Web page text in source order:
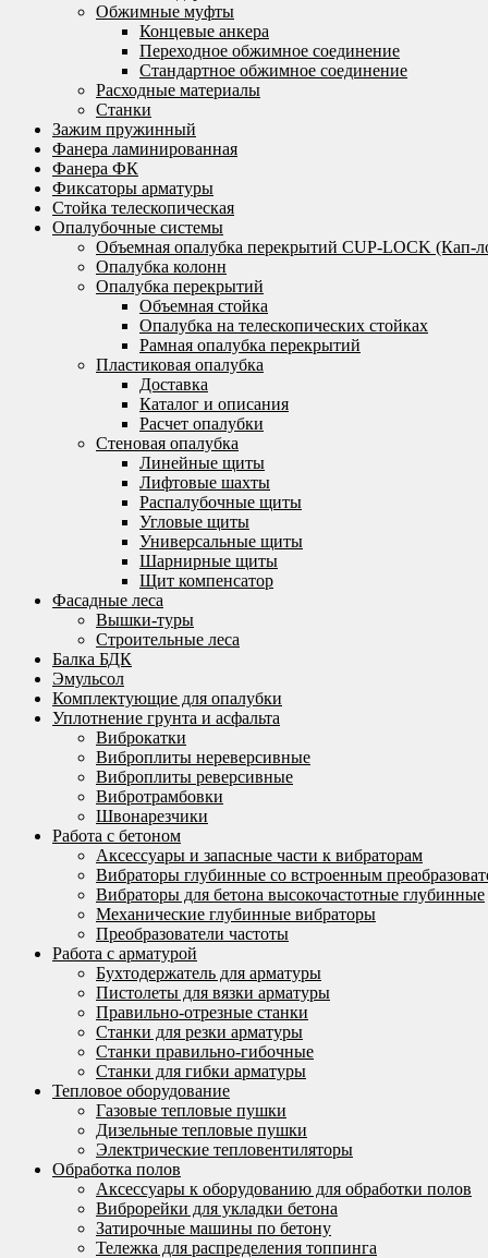
Обжимные муфты
Концевые анкера
Переходное обжимное соединение
Стандартное обжимное соединение
Расходные материалы
Станки
Зажим пружинный
Фанера ламинированная
Фанера ФК
Фиксаторы арматуры
Стойка телескопическая
Опалубочные системы
Объемная опалубка перекрытий CUP-LOCK (Кап-
Опалубка колонн
Опалубка перекрытий
Объемная стойка
Опалубка на телескопических стойках
Рамная опалубка перекрытий
Пластиковая опалубка
Доставка
Каталог и описания
Расчет опалубки
Стеновая опалубка
Линейные щиты
Лифтовые шахты
Распалубочные щиты
Угловые щиты
Универсальные щиты
Шарнирные щиты
Щит компенсатор
Фасадные леса
Вышки-туры
Строительные леса
Балка БДК
Эмульсол
Комплектующие для опалубки
Уплотнение грунта и асфальта
Виброкатки
Виброплиты нереверсивные
Виброплиты реверсивные
Вибротрамбовки
Швонарезчики
Работа с бетоном
Аксессуары и запасные части к вибраторам
Вибраторы глубинные со встроенным
Вибраторы для бетона высокочастотные глубинные
Механические глубинные вибраторы
Преобразователи частоты
Работа с арматурой
Бухтодержатель для арматуры
Пистолеты для вязки арматуры
Правильно-отрезные станки
Станки для резки арматуры
Станки правильно-гибочные
Станки для гибки арматуры
Тепловое оборудование
Газовые тепловые пушки
Дизельные тепловые пушки
Электрические тепловентиляторы
Обработка полов
Аксессуары к оборудованию для обработки полов
Виброрейки для укладки бетона
Затирочные машины по бетону
Тележка для распределения топпинга